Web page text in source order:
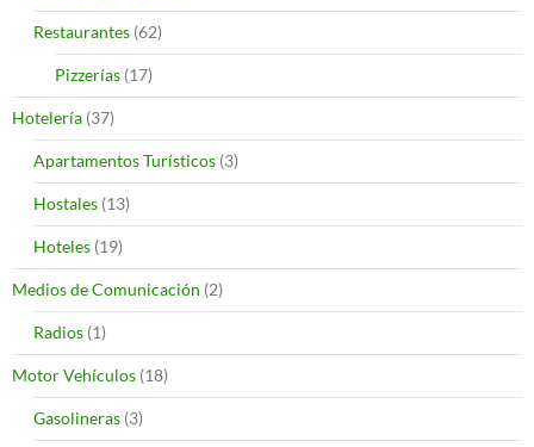
Restaurantes (62)
Pizzerías (17)
Hotelería (37)
Apartamentos Turísticos (3)
Hostales (13)
Hoteles (19)
Medios de Comunicación (2)
Radios (1)
Motor Vehículos (18)
Gasolineras (3)